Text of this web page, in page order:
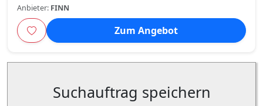
Anbieter: FINN
Zum Angebot
Suchauftrag speichern